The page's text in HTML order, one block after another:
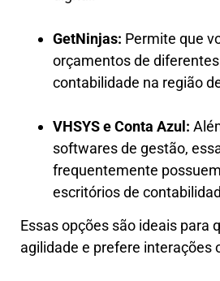
GetNinjas: Permite que
orçamentos de
contabilidade na região
VHSYS e Conta Azul:
softwares de gestão,
frequentemente
escritórios de
Essas opções são ideais para
agilidade e prefere interações